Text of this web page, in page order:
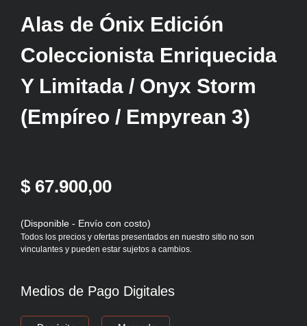
Alas de Ónix Edición
Coleccionista Enriquecida
Y Limitada / Onyx Storm
(Empíreo / Empyrean 3)
$ 67.900,00
(Disponible - Envío con costo)
Todos los precios y ofertas presentados en nuestro sitio no son
vinculantes y pueden estar sujetos a cambios.
Medios de Pago Digitales